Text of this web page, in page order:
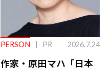
PERSON PR 2026.7.24
作家・原田マハ「日本